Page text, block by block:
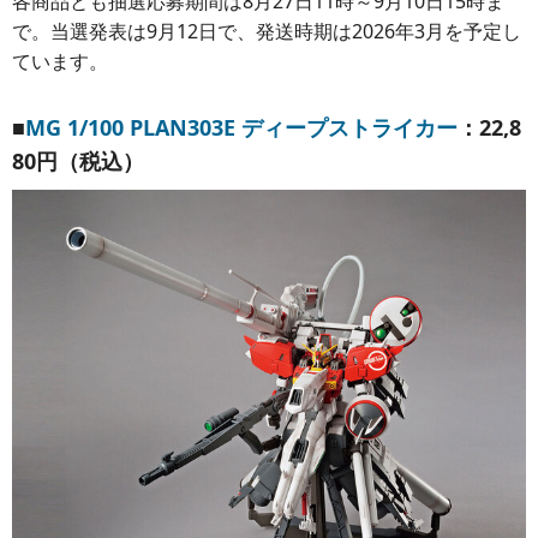
で。当選発表は9月12日で、発送時期は2026年3月を予定し
ています。
■MG 1/100 PLAN303E ディープストライカー ：22,8
80円（税込）